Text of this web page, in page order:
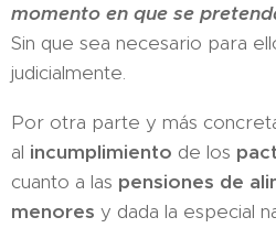
momento en que se
Sin que sea necesario para
judicialmente.
Por otra parte y más
al incumplimiento de los
cuanto a las pensiones de
menores y dada la especial